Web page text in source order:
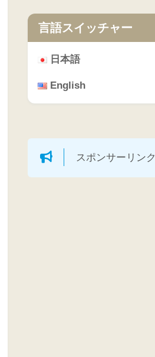
言語スイッチャー
日本語
English
スポンサーリンク